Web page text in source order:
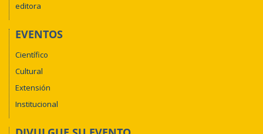
editora
EVENTOS
Científico
Cultural
Extensión
Institucional